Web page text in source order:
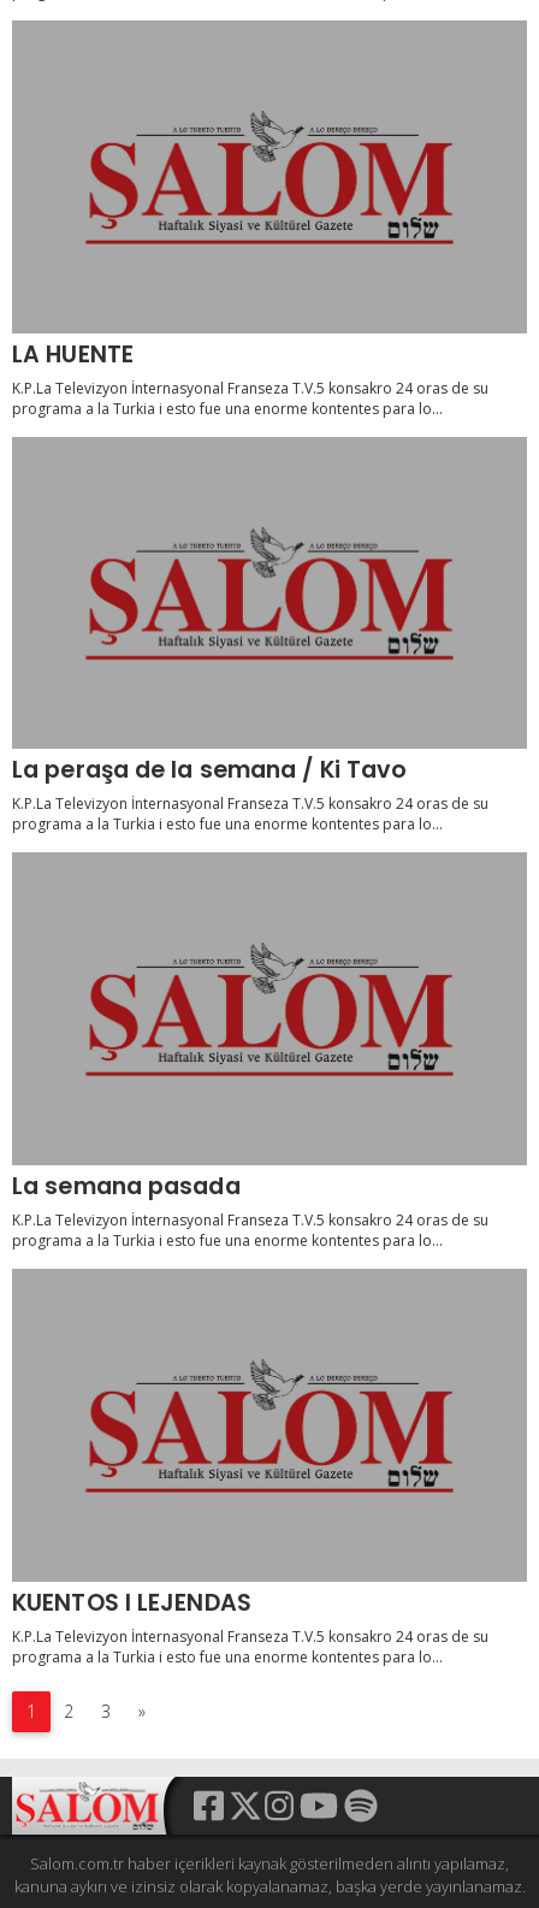
LA HUENTE
K.P.La Televizyon İnternasyonal Franseza T.V.5 konsakro 24 oras de su
programa a la Turkia i esto fue una enorme kontentes para lo...
La peraşa de la semana / Ki Tavo
K.P.La Televizyon İnternasyonal Franseza T.V.5 konsakro 24 oras de su
programa a la Turkia i esto fue una enorme kontentes para lo...
La semana pasada
K.P.La Televizyon İnternasyonal Franseza T.V.5 konsakro 24 oras de su
programa a la Turkia i esto fue una enorme kontentes para lo...
KUENTOS I LEJENDAS
K.P.La Televizyon İnternasyonal Franseza T.V.5 konsakro 24 oras de su
programa a la Turkia i esto fue una enorme kontentes para lo...
1 2 3 »
Salom.com.tr haber içerikleri kaynak gösterilmeden alıntı yapılamaz,
kanuna aykırı ve izinsiz olarak kopyalanamaz, başka yerde yayınlanamaz.